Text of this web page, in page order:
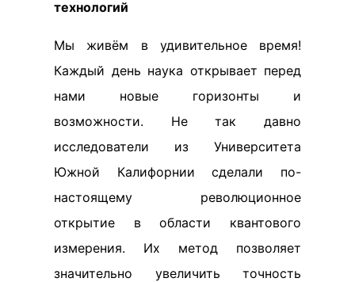
технологий
Мы живём в удивительное время!
Каждый день наука открывает перед
нами новые горизонты и
возможности. Не так давно
исследователи из Университета
Южной Калифорнии сделали по-
настоящему революционное
открытие в области квантового
измерения. Их метод позволяет
значительно увеличить точность